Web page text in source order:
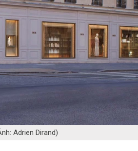
Adrien Dirand)